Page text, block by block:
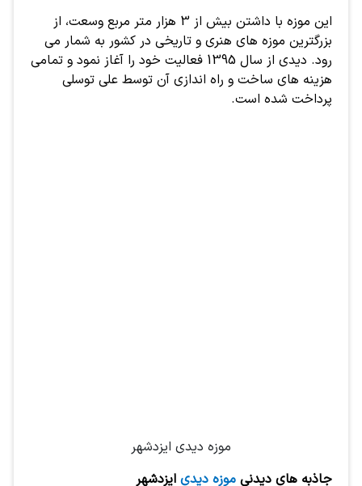
این موزه با داشتن بیش از 3 هزار متر مربع وسعت، از
بزرگترین موزه های هنری و تاریخی در کشور به شمار می
رود. دیدی از سال 1395 فعالیت خود را آغاز نمود و تمامی
هزینه های ساخت و راه اندازی آن توسط علی توسلی
پرداخت شده است.
موزه دیدی ایزدشهر
جاذبه های دیدنی موزه دیدی ایزدشهر